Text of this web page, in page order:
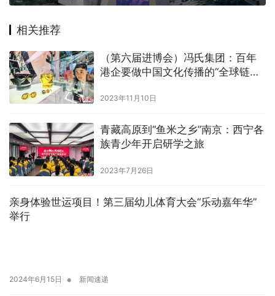
相关推荐
（第六届进博会）冯氏集团：百年
港企要做中国文化传播的“全球链接
2023年11月10日
青藏高原到“鱼米之乡”南京：西宁各
族青少年开启研学之旅
2023年7月26日
亲身体验世运项目！第三届幼儿体育大会“乐动嘉年华”
举行
2024年6月15日 • 新闻速递